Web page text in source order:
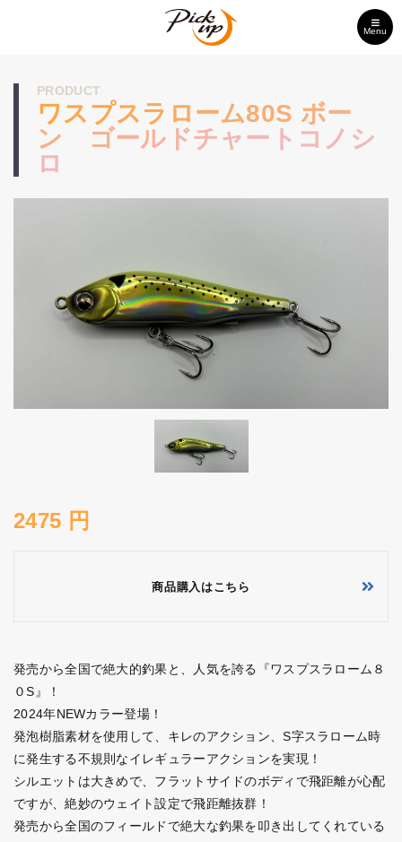
Menu
PRODUCT
ワスプスラローム80S ボー
ン ゴールドチャートコノシ
ロ
2475 円
商品購入はこちら
発売から全国で絶大的釣果と、人気を誇る『ワスプスラローム８
０S』！
2024年NEWカラー登場！
発泡樹脂素材を使用して、キレのアクション、S字スラローム時
に発生する不規則なイレギュラーアクションを実現！
シルエットは大きめで、フラットサイドのボディで飛距離が心配
ですが、絶妙のウェイト設定で飛距離抜群！
発売から全国のフィールドで絶大な釣果を叩き出してくれている